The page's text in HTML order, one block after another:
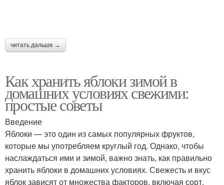
читать дальше →
Как хранить яблоки зимой в
домашних условиях свежими:
простые советы
Введение
Яблоки — это один из самых популярных фруктов,
которые мы употребляем круглый год. Однако, чтобы
наслаждаться ими и зимой, важно знать, как правильно
хранить яблоки в домашних условиях. Свежесть и вкус
яблок зависят от множества факторов, включая сорт,